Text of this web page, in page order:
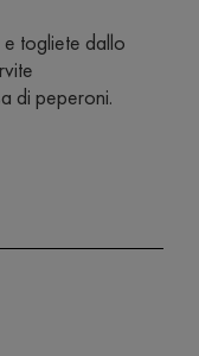
togliete dallo
di peperoni.